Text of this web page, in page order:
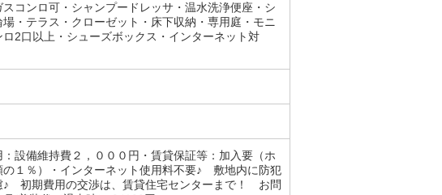
コンロ可・シャンプードレッサ・温水洗浄便座・シ
・テラス・クローゼット・床下収納・専用庭・モニ
2口以上・シューズボックス・インターネット対
設備維持費２，０００円・賃貸保証等：加入要（ホ
１％）・インターネット使用料不要♪ 敷地内に防犯
初期費用の交渉は、賃貸住宅センターまで！ お問